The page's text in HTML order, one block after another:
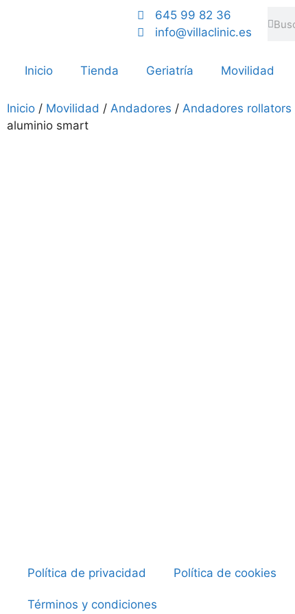
645 99 82 36
info@villaclinic.es
Inicio Tienda Geriatría Movilidad
Inicio / Movilidad / Andadores / Andadores rollators
aluminio smart
Política de privacidad Política de cookies
Términos y condiciones